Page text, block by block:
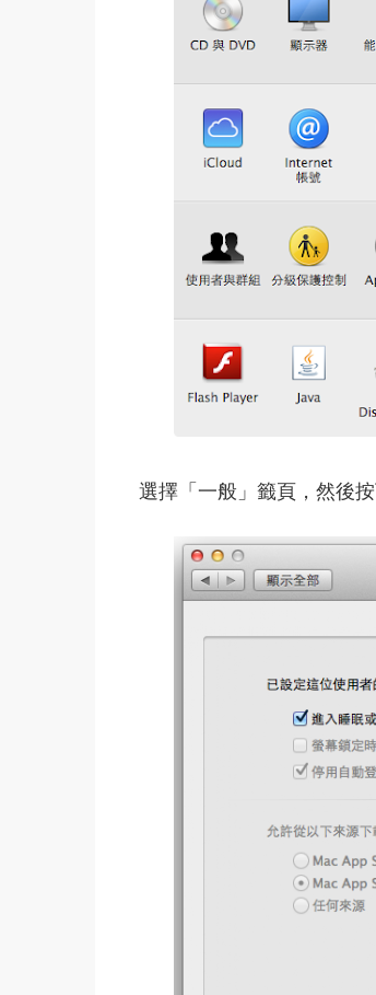
選擇「一般」籤頁，然後